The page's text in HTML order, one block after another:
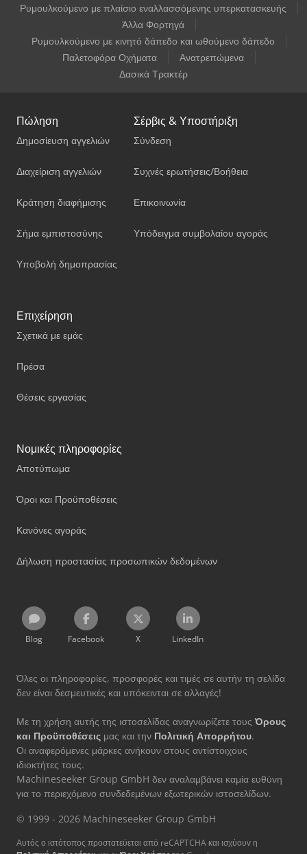
Ρυμουλκούμενο με πλαίσιο εναλλασσόμενης υπερκατασκευής
Άλλα Φορτηγά
Ρυμουλκούμενο με κινητό δάπεδο και ωθούμενο δάπεδο
Παλετοφόρα Οχήματα
Ανατρεπώμενα
Δασικά Τρακτέρ
Πώληση
Δημοσίευση αγγελιών
Διαχείριση αγγελιών
Κράτηση διαφήμισης
Σήμα εμπιστοσύνης
Υποβολή δημοπρασίας
Σέρβις & Υποστήριξη
Σύνδεση
Συχνές ερωτήσεις/Βοήθεια
Επικοινωνία
Υπόδειγμα συμβολαίου αγοράς
Επιχείρηση
Σχετικά με εμάς
Πρέσα
Θέσεις εργασίας
Νομικές πληροφορίες
Αποτύπωμα
Όροι και Προϋποθέσεις
Κανόνες αγοράς
Δήλωση προστασίας προσωπικών δεδομένων
Blog Facebook X LinkedIn
Όλες οι πληροφορίες, προσφορές και τιμές σε αυτήν τη σελίδα
δεν είναι δεσμευτικές και υπόκεινται σε αλλαγές!
Με τη χρήση αυτής της ιστοσελίδας αναγνωρίζετε τους Όρους
και Προϋποθέσεις μας και την Πολιτική Απορρήτου.
Οι αναφερόμενες μάρκες ανήκουν στους αντίστοιχους
ιδιοκτήτες τους.
Machineseeker Group GmbH δεν αναλαμβάνει καμία ευθύνη
για το περιεχόμενο συνδεδεμένων εξωτερικών ιστοσελίδων.
© 1999 - 2026 Machineseeker Group GmbH
Αυτός ο ιστότοπος προστατεύεται από reCAPTCHA και ισχύουν η